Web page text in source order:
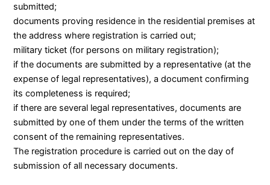
submitted;
documents proving residence in the residential premises at
the address where registration is carried out;
military ticket (for persons on military registration);
if the documents are submitted by a representative (at the
expense of legal representatives), a document confirming
its completeness is required;
if there are several legal representatives, documents are
submitted by one of them under the terms of the written
consent of the remaining representatives.
The registration procedure is carried out on the day of
submission of all necessary documents.